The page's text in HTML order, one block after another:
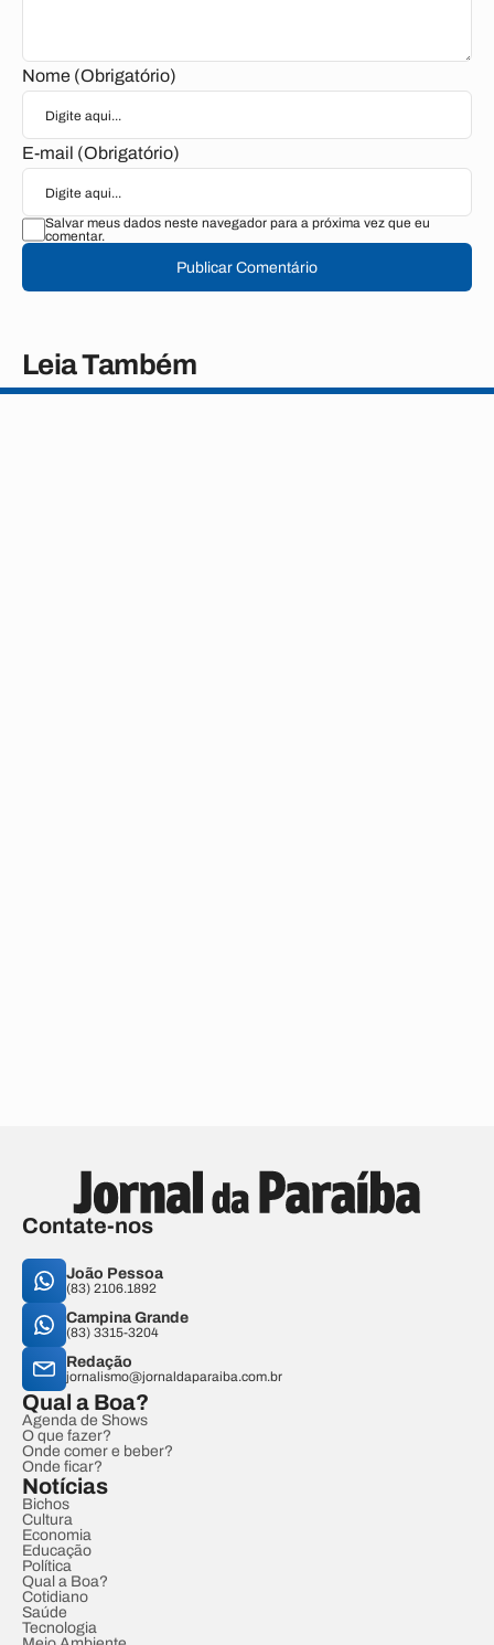
Nome (Obrigatório)
E-mail (Obrigatório)
Salvar meus dados neste navegador para a próxima vez que eu
comentar.
Publicar Comentário
Leia Também
Contate-nos
João Pessoa
(83) 2106.1892
Campina Grande
(83) 3315-3204
Redação
jornalismo@jornaldaparaiba.com.br
Qual a Boa?
Agenda de Shows
O que fazer?
Onde comer e beber?
Onde ficar?
Notícias
Bichos
Cultura
Economia
Educação
Política
Qual a Boa?
Cotidiano
Saúde
Tecnologia